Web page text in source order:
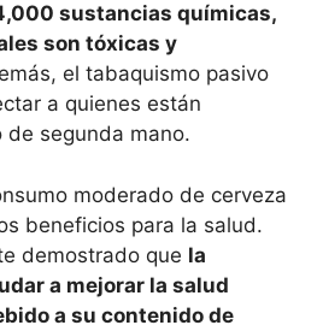
sustancias químicas,
son tóxicas y
el tabaquismo pasivo
a quienes están
de segunda mano.
moderado de cerveza
beneficios para la salud.
demostrado que la
a mejorar la salud
a su contenido de